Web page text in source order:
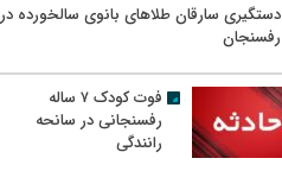
دستگیری سارقان طلاهای بانوی سالخورده در
رفسنجان
فوت کودک ۷ ساله
رفسنجانی در سانحه
رانندگی